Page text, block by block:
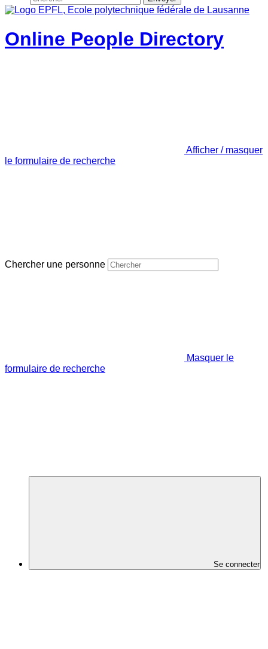
Online People Directory
Afficher / masquer
le formulaire de recherche
Chercher une personne
Masquer le
formulaire de recherche
Se connecter